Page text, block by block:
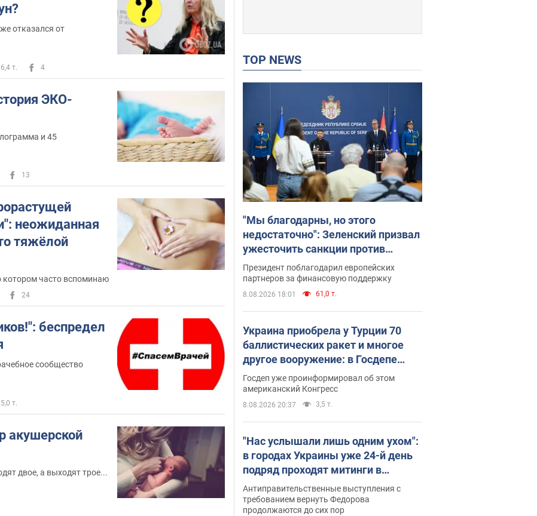
отказался от
6,4 т. 4
ЭКО-
и 45
13
неожиданная
тяжёлой
котором часто вспоминаю
24
беспредел
сообщество
5,0 т.
акушерской
двое, а выходят трое...
TOP NEWS
"Мы благодарны, но этого
недостаточно": Зеленский призвал
ужесточить санкции против
России
Президент поблагодарил европейских
партнеров за финансовую поддержку
8.08.2026 18:01 61,0 т.
Украина приобрела у Турции 70
баллистических ракет и многое
другое вооружение: в Госдепе
США обнародовали список
Госдеп уже проинформировал об этом
американский Конгресс
8.08.2026 20:37 3,5 т.
"Нас услышали лишь одним ухом":
в городах Украины уже 24-й день
подряд проходят митинги в
поддержку Федорова. Фото и
видео
Антиправительственные выступления с
требованием вернуть Федорова
продолжаются до сих пор